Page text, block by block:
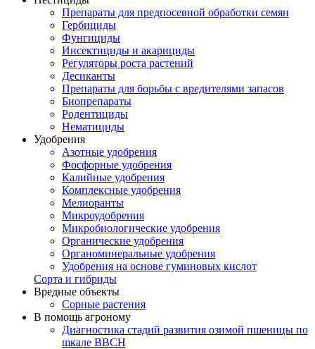
Препараты для предпосевной обработки семян
Гербициды
Фунгициды
Инсектициды и акарициды
Регуляторы роста растений
Десиканты
Препараты для борьбы с вредителями запасов
Биопрепараты
Родентициды
Нематициды
Удобрения
Азотные удобрения
Фосфорные удобрения
Калийные удобрения
Комплексные удобрения
Мелиоранты
Микроудобрения
Микробиологические удобрения
Органические удобрения
Органоминеральные удобрения
Удобрения на основе гуминовых кислот
Сорта и гибриды
Вредные объекты
Сорные растения
В помощь агроному
Диагностика стадий развития озимой пшеницы по
шкале ВВСН